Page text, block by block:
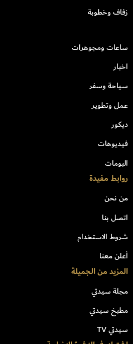
زفاف وخطوبة
ساعات ومجوهرات
اخبار
سياحة وسفر
عمل وتطوير
ديكور
فيديوهات
البومات
روابط مفيدة
من نحن
اتصل بنا
شروط الاستخدام
أعلن معنا
المزيد من الجميلة
مجلة سيدتي
مطبخ سيدتي
سيدتي TV